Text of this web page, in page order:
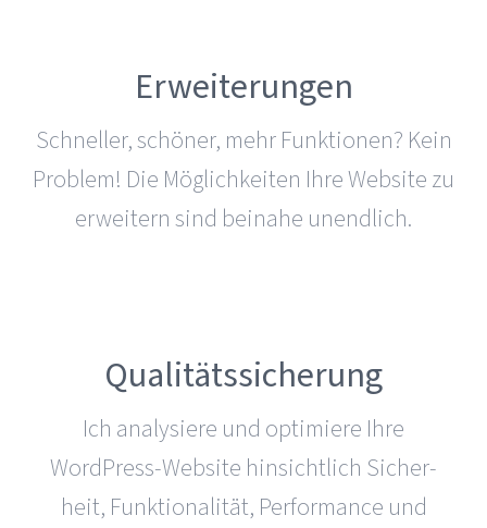
Erweiterungen
Schneller, schöner, mehr Funk­tionen? Kein
Problem! Die Mög­lich­keiten Ihre Website zu
erweitern sind beinahe unendlich.
Qualitätssicherung
Ich ana­ly­siere und optimiere Ihre
WordPress-Website hin­sicht­lich Sicher­
heit, Funk­tio­na­lität, Per­for­mance und